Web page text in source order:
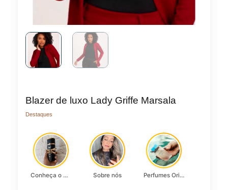
Blazer de luxo Lady Griffe Marsala
Destaques
Conheça o Asad, da Lattafa… Sobre nós Perfumes Originais